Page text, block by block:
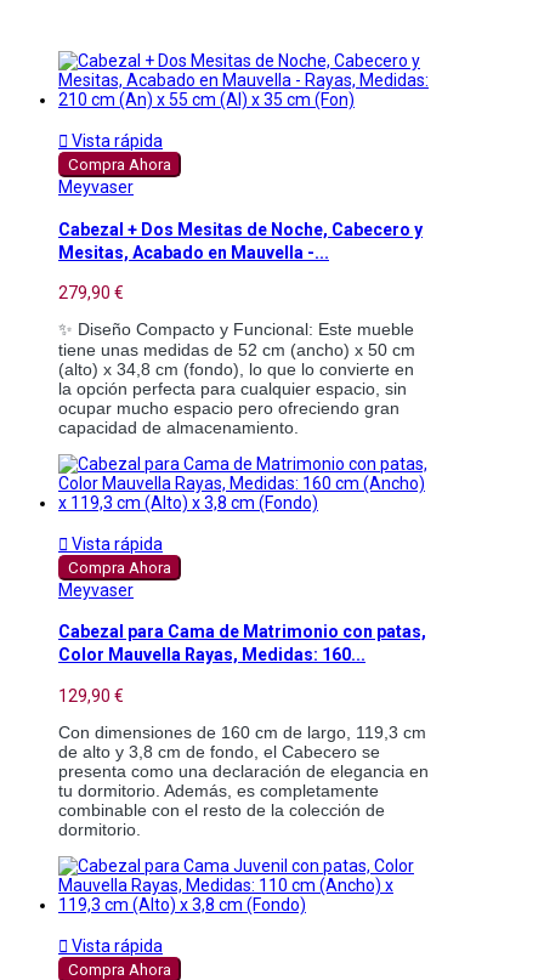
 Vista rápida
Compra Ahora
Meyvaser
Cabezal + Dos Mesitas de Noche, Cabecero y
Mesitas, Acabado en Mauvella -...
279,90 €
✨ Diseño Compacto y Funcional: Este mueble
tiene unas medidas de 52 cm (ancho) x 50 cm
(alto) x 34,8 cm (fondo), lo que lo convierte en
la opción perfecta para cualquier espacio, sin
ocupar mucho espacio pero ofreciendo gran
capacidad de almacenamiento.
 Vista rápida
Compra Ahora
Meyvaser
Cabezal para Cama de Matrimonio con patas,
Color Mauvella Rayas, Medidas: 160...
129,90 €
Con dimensiones de 160 cm de largo, 119,3 cm
de alto y 3,8 cm de fondo, el Cabecero se
presenta como una declaración de elegancia en
tu dormitorio. Además, es completamente
combinable con el resto de la colección de
dormitorio.
 Vista rápida
Compra Ahora